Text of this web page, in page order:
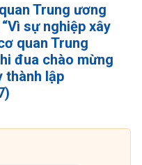
Trung ương
sự nghiệp xây
quan Trung
đua chào mừng
thành lập